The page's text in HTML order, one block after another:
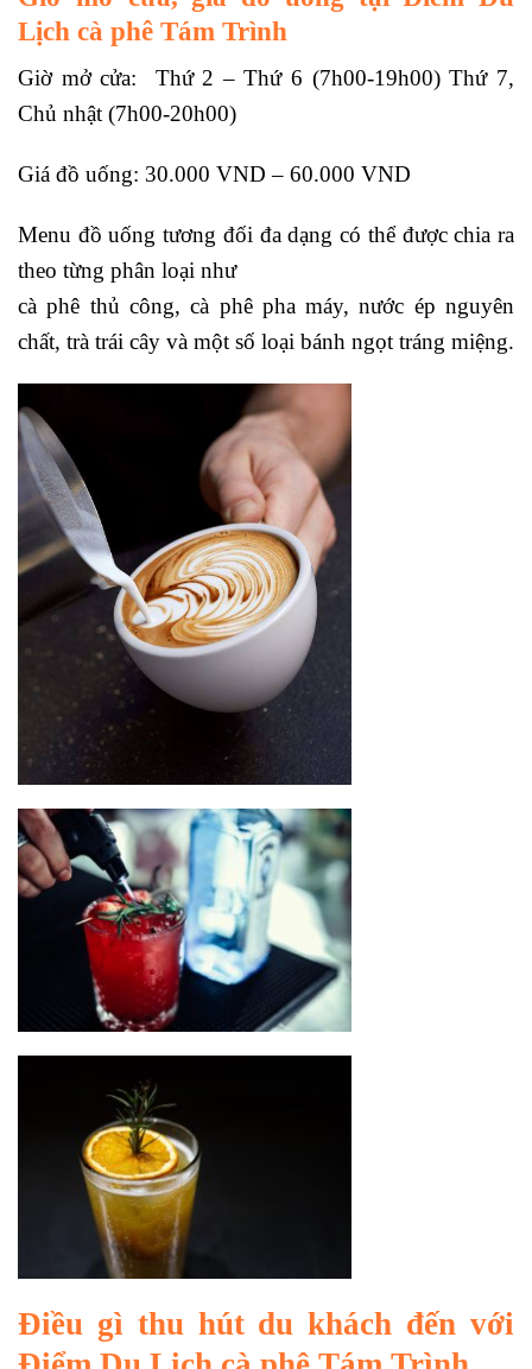
Lịch cà phê Tám Trình
Giờ mở cửa: Thứ 2 – Thứ 6 (7h00-19h00) Thứ 7,
Chủ nhật (7h00-20h00)
Giá đồ uống: 30.000 VND – 60.000 VND
Menu đồ uống tương đối đa dạng có thể được chia ra
theo từng phân loại như
cà phê thủ công, cà phê pha máy, nước ép nguyên
chất, trà trái cây và một số loại bánh ngọt tráng miệng.
Điều gì thu hút du khách đến với